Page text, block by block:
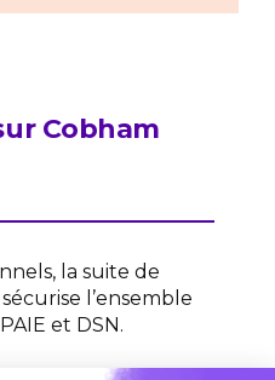
Cobham
la suite de
l’ensemble
et DSN.